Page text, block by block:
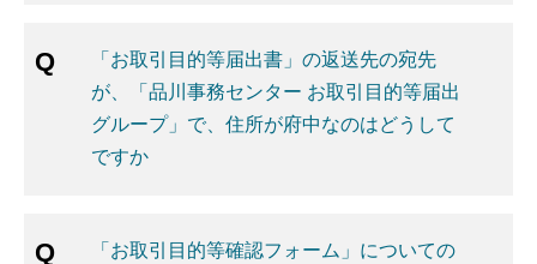
「お取引目的等届出書」の返送先の宛先
が、「品川事務センター お取引目的等届出
グループ」で、住所が府中なのはどうして
ですか
「お取引目的等確認フォーム」についての